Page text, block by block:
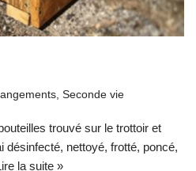
, Seconde vie
trouvé sur le trottoir et
désinfecté, nettoyé, frotté, poncé,
la suite »